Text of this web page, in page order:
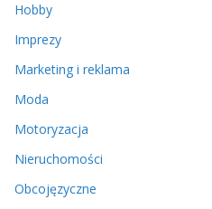
Hobby
Imprezy
Marketing i reklama
Moda
Motoryzacja
Nieruchomości
Obcojęzyczne